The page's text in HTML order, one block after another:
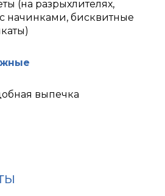
(на разрыхлителях,
начинками, бисквитные
выпечка